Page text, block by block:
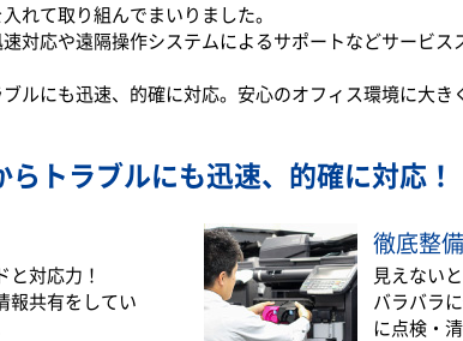
れて取り組んでまいりました。
対応や遠隔操作システムによるサポートなどサービ
ルにも迅速、的確に対応。安心のオフィス環境に大き
ら トラブルにも迅速、的確に対応！
対応力！
報共有をしてい
徹底整備
見えない
バラバラ
に点検・